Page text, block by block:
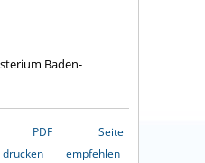
Baden-
PDF
drucken
Seite
empfehlen